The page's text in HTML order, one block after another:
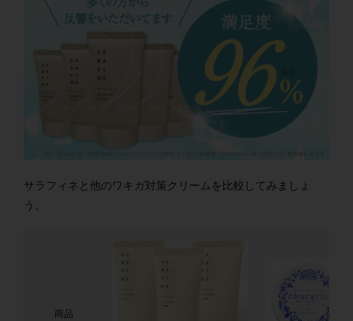
サラフィネと他のワキガ対策クリームを比較してみましょ
う。
商品